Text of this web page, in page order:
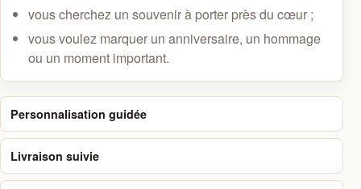
vous cherchez un souvenir à porter près du cœur ;
vous voulez marquer un anniversaire, un hommage
ou un moment important.
Personnalisation guidée
Livraison suivie